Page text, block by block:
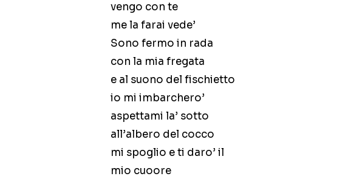
vengo con te
me la farai vede’
Sono fermo in rada
con la mia fregata
e al suono del fischietto
io mi imbarchero’
aspettami la’ sotto
all’albero del cocco
mi spoglio e ti daro’ il
mio cuoore